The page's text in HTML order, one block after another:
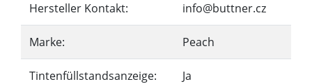
Hersteller Kontakt: info@buttner.cz
Marke: Peach
Tintenfüllstandsanzeige: Ja